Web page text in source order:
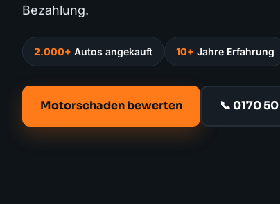
Bezahlung.
2.000+ Autos angekauft 10+ Jahre Erfahrung
Motorschaden bewerten 📞 0170